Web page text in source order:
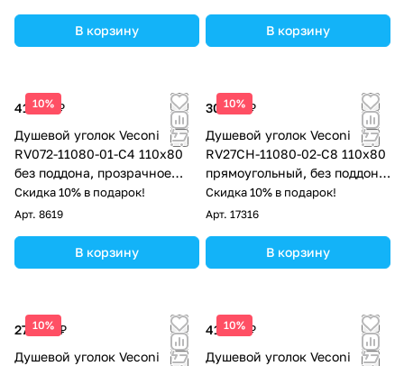
В корзину В корзину
10%
41 412 ₽
Душевой уголок Veconi
RV072-11080-01-C4 110х80
без поддона, прозрачное
стекло, хром
Скидка 10% в подарок!
Арт. 8619
В корзину
10%
30 153 ₽
Душевой уголок Veconi
RV27CH-11080-02-C8 110х80
прямоугольный, без поддона,
матовое стекло, хром
Скидка 10% в подарок!
Арт. 17316
В корзину
10%
27 698 ₽
Душевой уголок Veconi
10%
41 412 ₽
Душевой уголок Veconi